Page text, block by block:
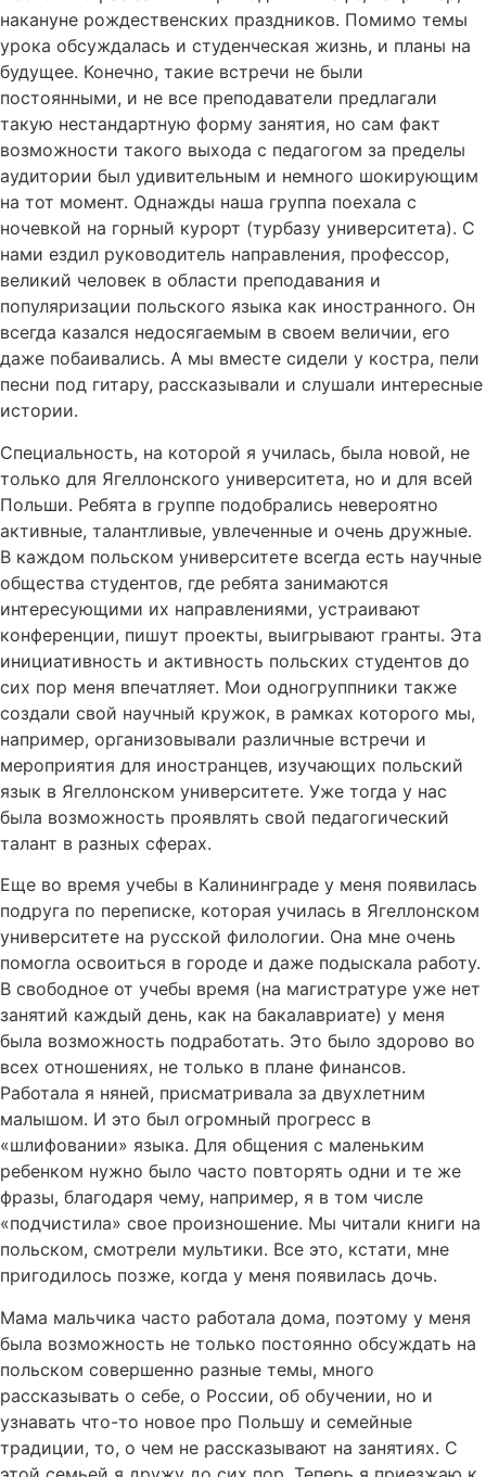
накануне рождественских праздников. Помимо темы
урока обсуждалась и студенческая жизнь, и планы на
будущее. Конечно, такие встречи не были
постоянными, и не все преподаватели предлагали
такую нестандартную форму занятия, но сам факт
возможности такого выхода с педагогом за пределы
аудитории был удивительным и немного шокирующим
на тот момент. Однажды наша группа поехала с
ночевкой на горный курорт (турбазу университета). С
нами ездил руководитель направления, профессор,
великий человек в области преподавания и
популяризации польского языка как иностранного. Он
всегда казался недосягаемым в своем величии, его
даже побаивались. А мы вместе сидели у костра, пели
песни под гитару, рассказывали и слушали интересные
истории.
Специальность, на которой я училась, была новой, не
только для Ягеллонского университета, но и для всей
Польши. Ребята в группе подобрались невероятно
активные, талантливые, увлеченные и очень дружные.
В каждом польском университете всегда есть научные
общества студентов, где ребята занимаются
интересующими их направлениями, устраивают
конференции, пишут проекты, выигрывают гранты. Эта
инициативность и активность польских студентов до
сих пор меня впечатляет. Мои одногруппники также
создали свой научный кружок, в рамках которого мы,
например, организовывали различные встречи и
мероприятия для иностранцев, изучающих польский
язык в Ягеллонском университете. Уже тогда у нас
была возможность проявлять свой педагогический
талант в разных сферах.
Еще во время учебы в Калининграде у меня появилась
подруга по переписке, которая училась в Ягеллонском
университете на русской филологии. Она мне очень
помогла освоиться в городе и даже подыскала работу.
В свободное от учебы время (на магистратуре уже нет
занятий каждый день, как на бакалавриате) у меня
была возможность подработать. Это было здорово во
всех отношениях, не только в плане финансов.
Работала я няней, присматривала за двухлетним
малышом. И это был огромный прогресс в
«шлифовании» языка. Для общения с маленьким
ребенком нужно было часто повторять одни и те же
фразы, благодаря чему, например, я в том числе
«подчистила» свое произношение. Мы читали книги на
польском, смотрели мультики. Все это, кстати, мне
пригодилось позже, когда у меня появилась дочь.
Мама мальчика часто работала дома, поэтому у меня
была возможность не только постоянно обсуждать на
польском совершенно разные темы, много
рассказывать о себе, о России, об обучении, но и
узнавать что-то новое про Польшу и семейные
традиции, то, о чем не рассказывают на занятиях. С